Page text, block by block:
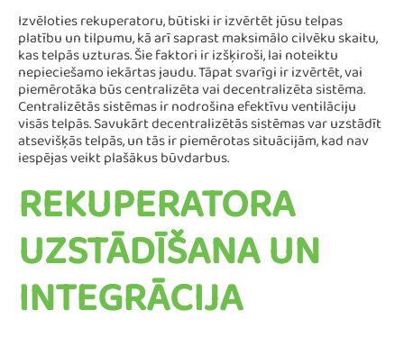
Izvēloties rekuperatoru, būtiski ir izvērtēt jūsu telpas
platību un tilpumu, kā arī saprast maksimālo cilvēku skaitu,
kas telpās uzturas. Šie faktori ir izšķiroši, lai noteiktu
nepieciešamo iekārtas jaudu. Tāpat svarīgi ir izvērtēt, vai
piemērotāka būs centralizēta vai decentralizēta sistēma.
Centralizētās sistēmas ir nodrošina efektīvu ventilāciju
visās telpās. Savukārt decentralizētās sistēmas var uzstādīt
atsevišķās telpās, un tās ir piemērotas situācijām, kad nav
iespējas veikt plašākus būvdarbus.​​
REKUPERATORA
UZSTĀDĪŠANA UN
INTEGRĀCIJA